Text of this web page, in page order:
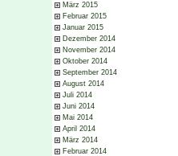
März 2015
Februar 2015
Januar 2015
Dezember 2014
November 2014
Oktober 2014
September 2014
August 2014
Juli 2014
Juni 2014
Mai 2014
April 2014
März 2014
Februar 2014